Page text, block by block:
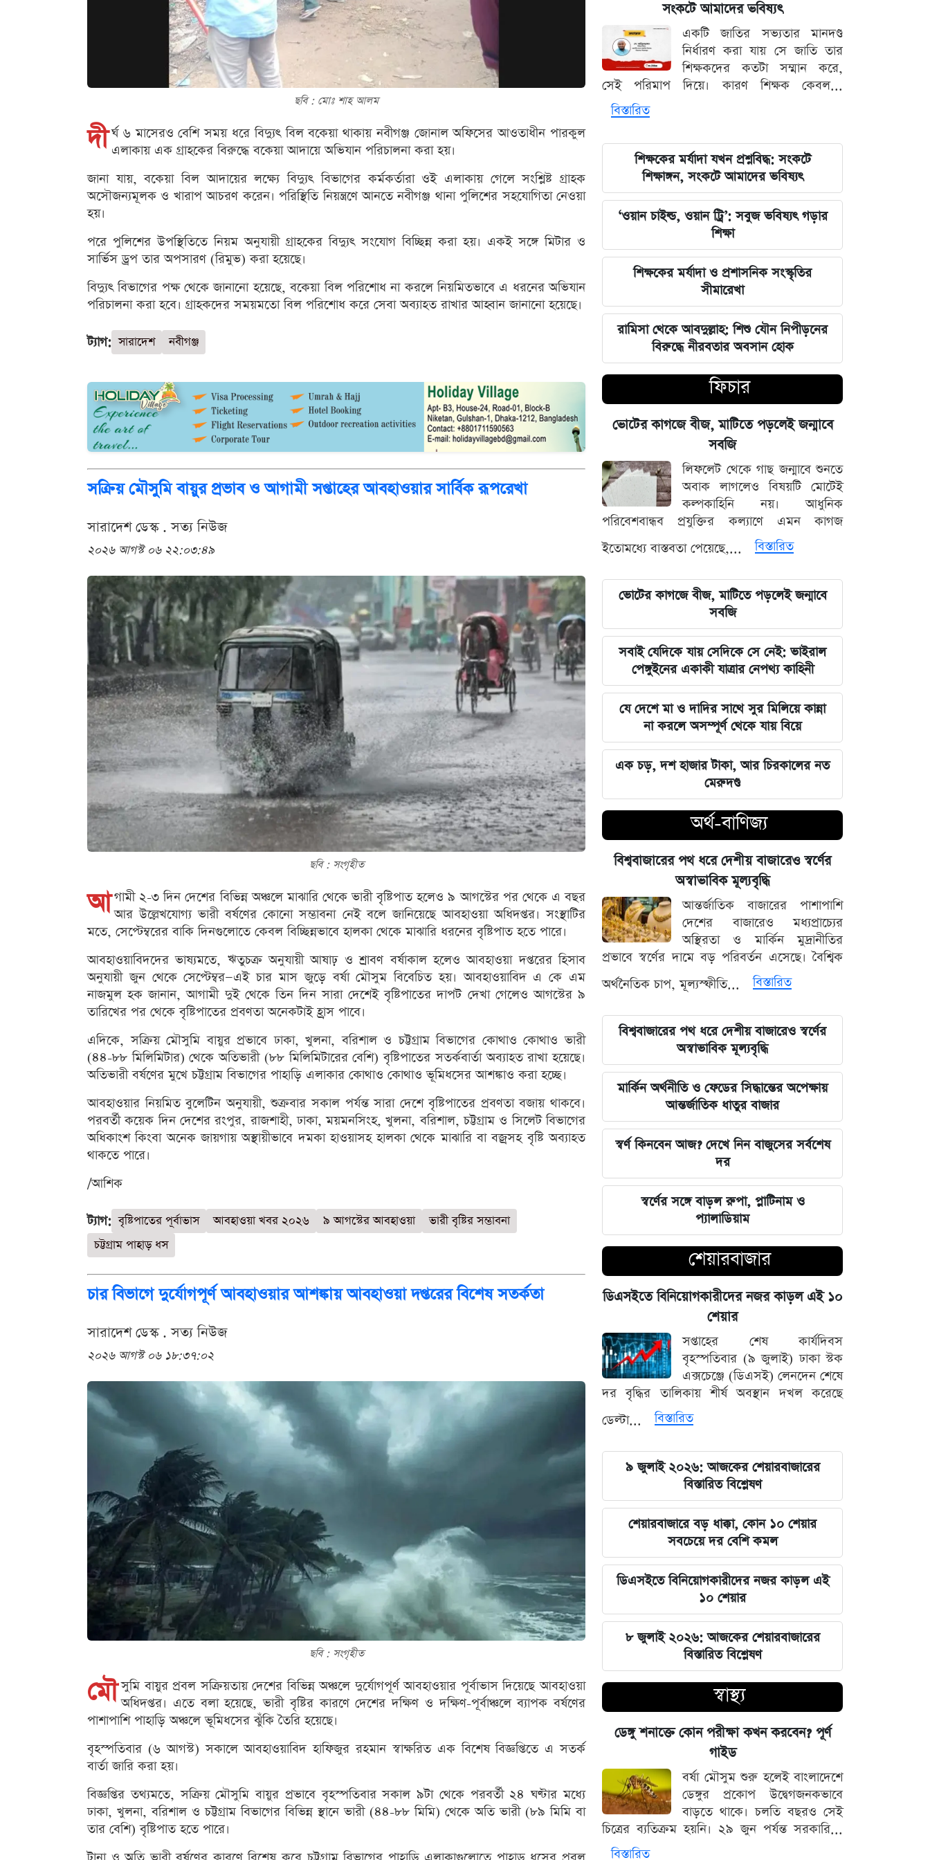
ছবি : মোঃ শাহ আলম
দী র্ঘ ৬ মাসেরও বেশি সময় ধরে বিদ্যুৎ বিল বকেয়া থাকায় নবীগঞ্জ জোনাল অফিসের আওতাধীন পারকুল
এলাকায় এক গ্রাহকের বিরুদ্ধে বকেয়া আদায়ে অভিযান পরিচালনা করা হয়।
জানা যায়, বকেয়া বিল আদায়ের লক্ষ্যে বিদ্যুৎ বিভাগের কর্মকর্তারা ওই এলাকায় গেলে সংশ্লিষ্ট গ্রাহক
অসৌজন্যমূলক ও খারাপ আচরণ করেন। পরিস্থিতি নিয়ন্ত্রণে আনতে নবীগঞ্জ থানা পুলিশের সহযোগিতা নেওয়া
হয়।
পরে পুলিশের উপস্থিতিতে নিয়ম অনুযায়ী গ্রাহকের বিদ্যুৎ সংযোগ বিচ্ছিন্ন করা হয়। একই সঙ্গে মিটার ও
সার্ভিস ড্রপ তার অপসারণ (রিমুভ) করা হয়েছে।
বিদ্যুৎ বিভাগের পক্ষ থেকে জানানো হয়েছে, বকেয়া বিল পরিশোধ না করলে নিয়মিতভাবে এ ধরনের অভিযান
পরিচালনা করা হবে। গ্রাহকদের সময়মতো বিল পরিশোধ করে সেবা অব্যাহত রাখার আহ্বান জানানো হয়েছে।
ট্যাগ: সারাদেশ নবীগঞ্জ
সক্রিয় মৌসুমি বায়ুর প্রভাব ও আগামী সপ্তাহের আবহাওয়ার সার্বিক রূপরেখা
সারাদেশ ডেস্ক . সত্য নিউজ
২০২৬ আগস্ট ০৬ ২২:০৩:৪৯
ছবি : সংগৃহীত
আ গামী ২-৩ দিন দেশের বিভিন্ন অঞ্চলে মাঝারি থেকে ভারী বৃষ্টিপাত হলেও ৯ আগস্টের পর থেকে এ বছর
আর উল্লেখযোগ্য ভারী বর্ষণের কোনো সম্ভাবনা নেই বলে জানিয়েছে আবহাওয়া অধিদপ্তর। সংস্থাটির
মতে, সেপ্টেম্বরের বাকি দিনগুলোতে কেবল বিচ্ছিন্নভাবে হালকা থেকে মাঝারি ধরনের বৃষ্টিপাত হতে পারে।
আবহাওয়াবিদদের ভাষ্যমতে, ঋতুচক্র অনুযায়ী আষাঢ় ও শ্রাবণ বর্ষাকাল হলেও আবহাওয়া দপ্তরের হিসাব
অনুযায়ী জুন থেকে সেপ্টেম্বর—এই চার মাস জুড়ে বর্ষা মৌসুম বিবেচিত হয়। আবহাওয়াবিদ এ কে এম
নাজমুল হক জানান, আগামী দুই থেকে তিন দিন সারা দেশেই বৃষ্টিপাতের দাপট দেখা গেলেও আগস্টের ৯
তারিখের পর থেকে বৃষ্টিপাতের প্রবণতা অনেকটাই হ্রাস পাবে।
এদিকে, সক্রিয় মৌসুমি বায়ুর প্রভাবে ঢাকা, খুলনা, বরিশাল ও চট্টগ্রাম বিভাগের কোথাও কোথাও ভারী
(৪৪-৮৮ মিলিমিটার) থেকে অতিভারী (৮৮ মিলিমিটারের বেশি) বৃষ্টিপাতের সতর্কবার্তা অব্যাহত রাখা হয়েছে।
অতিভারী বর্ষণের মুখে চট্টগ্রাম বিভাগের পাহাড়ি এলাকার কোথাও কোথাও ভূমিধসের আশঙ্কাও করা হচ্ছে।
আবহাওয়ার নিয়মিত বুলেটিন অনুযায়ী, শুক্রবার সকাল পর্যন্ত সারা দেশে বৃষ্টিপাতের প্রবণতা বজায় থাকবে।
পরবর্তী কয়েক দিন দেশের রংপুর, রাজশাহী, ঢাকা, ময়মনসিংহ, খুলনা, বরিশাল, চট্টগ্রাম ও সিলেট বিভাগের
অধিকাংশ কিংবা অনেক জায়গায় অস্থায়ীভাবে দমকা হাওয়াসহ হালকা থেকে মাঝারি বা বজ্রসহ বৃষ্টি অব্যাহত
থাকতে পারে।
/আশিক
ট্যাগ: বৃষ্টিপাতের পূর্বাভাস আবহাওয়া খবর ২০২৬ ৯ আগস্টের আবহাওয়া
ভারী বৃষ্টির সম্ভাবনা
চট্টগ্রাম পাহাড় ধস
চার বিভাগে দুর্যোগপূর্ণ আবহাওয়ার আশঙ্কায় আবহাওয়া দপ্তরের বিশেষ সতর্কতা
সারাদেশ ডেস্ক . সত্য নিউজ
২০২৬ আগস্ট ০৬ ১৮:৩৭:০২
ছবি : সংগৃহীত
মৌ সুমি বায়ুর প্রবল সক্রিয়তায় দেশের বিভিন্ন অঞ্চলে দুর্যোগপূর্ণ আবহাওয়ার পূর্বাভাস দিয়েছে আবহাওয়া
অধিদপ্তর। এতে বলা হয়েছে, ভারী বৃষ্টির কারণে দেশের দক্ষিণ ও দক্ষিণ-পূর্বাঞ্চলে ব্যাপক বর্ষণের
পাশাপাশি পাহাড়ি অঞ্চলে ভূমিধসের ঝুঁকি তৈরি হয়েছে।
বৃহস্পতিবার (৬ আগস্ট) সকালে আবহাওয়াবিদ হাফিজুর রহমান স্বাক্ষরিত এক বিশেষ বিজ্ঞপ্তিতে এ সতর্ক
বার্তা জারি করা হয়।
বিজ্ঞপ্তির তথ্যমতে, সক্রিয় মৌসুমি বায়ুর প্রভাবে বৃহস্পতিবার সকাল ৯টা থেকে পরবর্তী ২৪ ঘণ্টার মধ্যে
ঢাকা, খুলনা, বরিশাল ও চট্টগ্রাম বিভাগের বিভিন্ন স্থানে ভারী (৪৪-৮৮ মিমি) থেকে অতি ভারী (৮৯ মিমি বা
তার বেশি) বৃষ্টিপাত হতে পারে।
দেশের নিরাপত্তা ব্যবস্থাপনায় আসছে বড়
পরিবর্তন, নতুন আইনের রূপরেখা প্রকাশ
আওয়ামী লীগ আমাদের শত্রু নয় মিত্র, তারা
বিএনপির সঙ্গে মিশে যাবে: নাছির চৌধুরী
ঘরে বসেই যেভাবে জানবেন এসএসসির
ফলাফল, ১০ আগস্ট প্রকাশের ঘোষণা
মার্কিন ইমিগ্রেশন সার্ভিস বিভাগে বড়
পরিবর্তন, প্রবাসীদের জন্য জরুরি বার্তা
২০২৩ সালের ইসরায়েলি হামলার ক্ষত:
আড়াই বছর পর উদ্ধার ৪০ শিশুর
দেহাবশেষ
জুলাই শহীদদের কবর বাঁধানোর বরাদ্দও
মেরে খেয়েছে অন্তর্বর্তী সরকার: ইশরাক
হোসেন
শেয়ারবাজারে আর্থিক কেলেঙ্কারির তদন্তের
বড় আপডেট জানাল দুদক
যুদ্ধের বড় প্রস্তুতি নিচ্ছে ইরান, আকাশ
প্রতিরক্ষা ও অস্ত্র ব্যবস্থার ব্যাপক
আধুনিকায়ন
চার বিভাগে দুর্যোগপূর্ণ আবহাওয়ার আশঙ্কায়
আবহাওয়া দপ্তরের বিশেষ সতর্কতা
হাসিনাকে মাইক দেওয়ায় ভারতকে
কাঠগড়ায় তুললেন সালাহউদ্দিন
বিশ্ববাজারের পথ ধরে দেশীয় বাজারেও
স্বর্ণের অস্বাভাবিক মূল্যবৃদ্ধি
গ্যাস ও বিদ্যুৎ সংকট মোকাবিলায় নতুন
আশার খবর দিলেন জ্বালানিমন্ত্রী
নদীদূষণ দূর করতে না পারলে ভবিষ্যৎ
প্রজন্মের কাছে জবাব দিতে হবে: প্রধানমন্ত্রী
তারেক রহমান
ফ্যাসিবাদবিরোধী সব শক্তির জাতীয় ঐক্য
বজায় রাখা এখন সময়ের দাবি: মাহদী
আমিন
ইতিহাসের মালিকানা কারও একার নয়, ৫
আগস্টের বিজয় সাধারণ মানুষের: সাইদুর
রহমান লিটল
দেবিদ্বার ম্যানেজিং কমিটির সভাপতি
নির্বাচিত মিজানুর রহমান মাস্টার
জুলাইয়ের চেতনাকে হৃদয়ে ধারণ করতে
হবে, যেন তা হারিয়ে না যায়: ভারপ্রাপ্ত
রাষ্ট্রপতি
ভারত সরকারের আলটিমেটামের মুখে
নতিস্বীকার, ভুল স্বীকার করল মেটা
লঙ্কা প্রিমিয়ার লিগে ভারতীয় কিংবদন্তির
আগমন, মালিকানায় বড় চমক
জুলাই কার-এ নিয়ে বিভাজন করলে অর্জন
হারিয়ে যাবে: স্বরাষ্ট্রমন্ত্রী
আগামী ৪৮ ঘণ্টার আবহাওয়ার চিত্র: ঝোড়ো
বৃষ্টি নিয়ে সতর্কবার্তা
'মানুষ ভোট দিয়ে এমপি বানিয়েছে,
বিএনপিকে সত্য মেনে নিতে হবে': রুমিন
ফারহানা
৫ আগস্টের ভরদুপুরে দেশত্যাগ: গণভবন
থেকে ভারতের ফ্লাইট পর্যন্ত যা ঘটেছিল
ভারতপ্রেমী হলে দাগি আসামির অপরাধও
চোখ এড়িয়ে যায় দিল্লির: রুহুল কবির
রিজভী
বাংলাদেশ আর কোনো দেশের 'ক্লায়েন্ট স্টেট'
থাকবে না: পররাষ্ট্রমন্ত্রী ড. খলিলুর রহমান
এক ক্লিকেই ফোন-ল্যাপটপের নিয়ন্ত্রণ নিচ্ছে
হ্যাকাররা, পপ-আপ আপডেট নিয়ে কড়া
হুঁশিয়ারি
চাঁদের পৃষ্ঠে ফ্যালকন-৯ রকেটের
অনাকাঙ্ক্ষিত আঘাত
আবু সাঈদের ছবি ছাড়া কোনো ডকুমেন্টারি
হতে পারে না: ভারপ্রাপ্ত রাষ্ট্রপতি হাফিজ
উদ্দিন
জুলাই স্মৃতি জাদুঘর উদ্বোধন করলেন
প্রধানমন্ত্রী তারেক রহমান
মার্কিন ক্ষেপণাস্ত্র মজুত নিয়ে নতুন তথ্য, কী
সংকটে আমাদের ভবিষ্যৎ
একটি জাতির সভ্যতার মানদণ্ড
নির্ধারণ করা যায় সে জাতি তার
শিক্ষকদের কতটা সম্মান করে,
সেই পরিমাপ দিয়ে। কারণ শিক্ষক কেবল...
বিস্তারিত
শিক্ষকের মর্যাদা যখন প্রশ্নবিদ্ধ: সংকটে
শিক্ষাঙ্গন, সংকটে আমাদের ভবিষ্যৎ
‘ওয়ান চাইল্ড, ওয়ান ট্রি’: সবুজ ভবিষ্যৎ গড়ার
শিক্ষা
শিক্ষকের মর্যাদা ও প্রশাসনিক সংস্কৃতির
সীমারেখা
রামিসা থেকে আবদুল্লাহ: শিশু যৌন নিপীড়নের
বিরুদ্ধে নীরবতার অবসান হোক
ফিচার
ভোটের কাগজে বীজ, মাটিতে পড়লেই জন্মাবে
সবজি
লিফলেট থেকে গাছ জন্মাবে শুনতে
অবাক লাগলেও বিষয়টি মোটেই
কল্পকাহিনি নয়। আধুনিক
পরিবেশবান্ধব প্রযুক্তির কল্যাণে এমন কাগজ
ইতোমধ্যে বাস্তবতা পেয়েছে,...
বিস্তারিত
ভোটের কাগজে বীজ, মাটিতে পড়লেই জন্মাবে
সবজি
সবাই যেদিকে যায় সেদিকে সে নেই: ভাইরাল
পেঙ্গুইনের একাকী যাত্রার নেপথ্য কাহিনী
যে দেশে মা ও দাদির সাথে সুর মিলিয়ে কান্না
না করলে অসম্পূর্ণ থেকে যায় বিয়ে
এক চড়, দশ হাজার টাকা, আর চিরকালের নত
মেরুদণ্ড
অর্থ-বাণিজ্য
বিশ্ববাজারের পথ ধরে দেশীয় বাজারেও স্বর্ণের
অস্বাভাবিক মূল্যবৃদ্ধি
আন্তর্জাতিক বাজারের পাশাপাশি
দেশের বাজারেও মধ্যপ্রাচ্যের
অস্থিরতা ও মার্কিন মুদ্রানীতির
প্রভাবে স্বর্ণের দামে বড় পরিবর্তন এসেছে। বৈশ্বিক
অর্থনৈতিক চাপ, মূল্যস্ফীতি...
বিস্তারিত
বিশ্ববাজারের পথ ধরে দেশীয় বাজারেও স্বর্ণের
অস্বাভাবিক মূল্যবৃদ্ধি
মার্কিন অর্থনীতি ও ফেডের সিদ্ধান্তের অপেক্ষায়
আন্তর্জাতিক ধাতুর বাজার
স্বর্ণ কিনবেন আজ? দেখে নিন বাজুসের সর্বশেষ
দর
স্বর্ণের সঙ্গে বাড়ল রুপা, প্লাটিনাম ও
প্যালাডিয়াম
শেয়ারবাজার
ডিএসইতে বিনিয়োগকারীদের নজর কাড়ল এই ১০
শেয়ার
সপ্তাহের শেষ কার্যদিবস
বৃহস্পতিবার (৯ জুলাই) ঢাকা স্টক
এক্সচেঞ্জে (ডিএসই) লেনদেন শেষে
দর বৃদ্ধির তালিকায় শীর্ষ অবস্থান দখল করেছে
ডেল্টা...
বিস্তারিত
৯ জুলাই ২০২৬: আজকের শেয়ারবাজারের
বিস্তারিত বিশ্লেষণ
শেয়ারবাজারে বড় ধাক্কা, কোন ১০ শেয়ার
সবচেয়ে দর বেশি কমল
ডিএসইতে বিনিয়োগকারীদের নজর কাড়ল এই
১০ শেয়ার
৮ জুলাই ২০২৬: আজকের শেয়ারবাজারের
বিস্তারিত বিশ্লেষণ
স্বাস্থ্য
ডেঙ্গু শনাক্তে কোন পরীক্ষা কখন করবেন? পূর্ণ
গাইড
বর্ষা মৌসুম শুরু হলেই বাংলাদেশে
ডেঙ্গুর প্রকোপ উদ্বেগজনকভাবে
বাড়তে থাকে। চলতি বছরও সেই
চিত্রের ব্যতিক্রম হয়নি। ২৯ জুন পর্যন্ত সরকারি...
বিস্তারিত